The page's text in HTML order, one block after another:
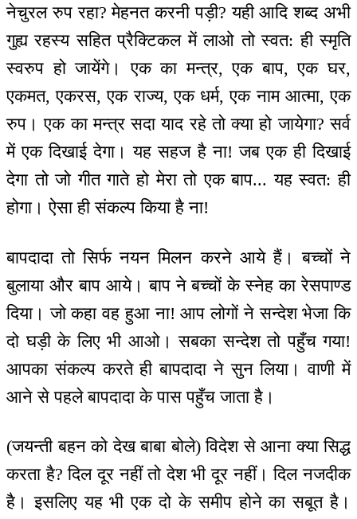
नेचुरल रुप रहा? मेहनत करनी पड़ी? यही आदि शब्द अभी
गुह्य रहस्य सहित प्रैक्टिकल में लाओ तो स्वत: ही स्मृति
स्वरुप हो जायेंगे। एक का मन्‍त्र, एक बाप, एक घर,
एकमत, एकरस, एक राज्य, एक धर्म, एक नाम आत्मा, एक
रुप। एक का मन्‍त्र सदा याद रहे तो क्या हो जायेगा? सर्व
में एक दिखाई देगा। यह सहज है ना! जब एक ही दिखाई
देगा तो जो गीत गाते हो मेरा तो एक बाप... यह स्वत: ही
होगा। ऐसा ही संकल्प किया है ना!
बापदादा तो सिर्फ नयन मिलन करने आये हैं। बच्चों ने
बुलाया और बाप आये। बाप ने बच्चों के स्नेह का रेसपाण्ड
दिया। जो कहा वह हुआ ना! आप लोगों ने सन्देश भेजा कि
दो घड़ी के लिए भी आओ। सबका सन्देश तो पहुँच गया!
आपका संकल्प करते ही बापदादा ने सुन लिया। वाणी में
आने से पहले बापदादा के पास पहुँच जाता है।
(जयन्ती बहन को देख बाबा बोले) विदेश से आना क्या सिद्ध
करता है? दिल दूर नहीं तो देश भी दूर नहीं। दिल नजदीक
है। इसलिए यह भी एक दो के समीप होने का सबूत है।